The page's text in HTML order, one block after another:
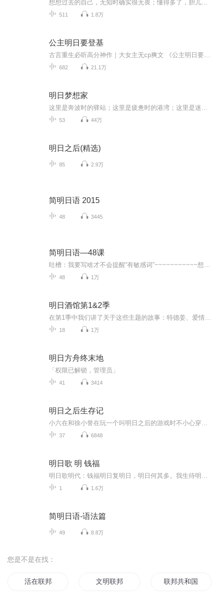
511 1.8万
公主明日要登基
682 21.1万
明日梦想家
53 44万
明日之后(精选)
85 2.9万
简明日语 2015
48 3445
简明日语—48课
48 1万
明日酒馆第1&2季
18 1万
明日方舟终末地
「权限已解锁，管理员」
41 3414
明日之后生存记
37 6848
明日歌 明 钱福
1 1.6万
简明日语-语法篇
49 8.8万
您是不是在找：
活在联邦 文明联邦 联邦共和国